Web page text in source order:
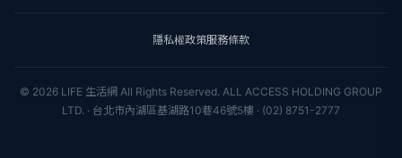
隱私權政策服務條款
© 2026 LIFE 生活網 All Rights Reserved. ALL ACCESS HOLDING GROUP
LTD. · 台北市內湖區基湖路10巷46號5樓 · (02) 8751-2777